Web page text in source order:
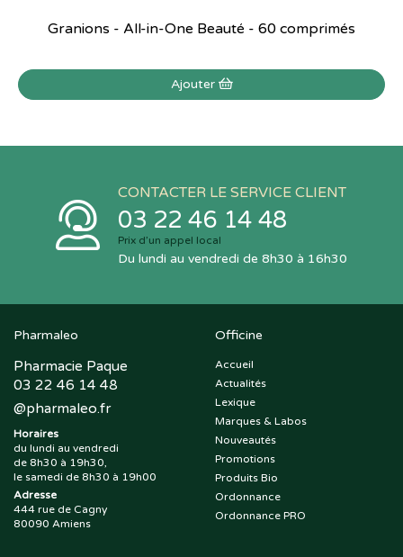
Granions - All-in-One Beauté - 60 comprimés
Ajouter
CONTACTER LE SERVICE CLIENT
03 22 46 14 48
Prix d’un appel local
Du lundi au vendredi de 8h30 à 16h30
Pharmaleo
Pharmacie Paque
03 22 46 14 48
@pharmaleo.fr
Horaires
du lundi au vendredi
de 8h30 à 19h30,
le samedi de 8h30 à 19h00
Adresse
444 rue de Cagny
80090 Amiens
Officine
Accueil
Actualités
Lexique
Marques & Labos
Nouveautés
Promotions
Produits Bio
Ordonnance
Ordonnance PRO